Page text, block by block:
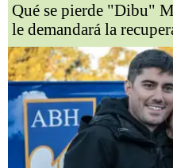
Qué se pierde "Dibu"
le demandará la